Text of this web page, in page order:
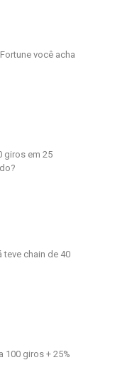
você acha
giros em 25
teve chain de 40
100 giros + 25%